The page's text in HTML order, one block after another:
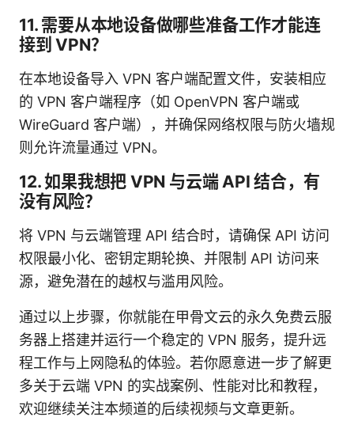
11. 需要从本地设备做哪些准备工作才能连
接到 VPN？
在本地设备导入 VPN 客户端配置文件，安装相应
的 VPN 客户端程序（如 OpenVPN 客户端或
WireGuard 客户端），并确保网络权限与防火墙规
则允许流量通过 VPN。
12. 如果我想把 VPN 与云端 API 结合，有
没有风险？
将 VPN 与云端管理 API 结合时，请确保 API 访问
权限最小化、密钥定期轮换、并限制 API 访问来
源，避免潜在的越权与滥用风险。
通过以上步骤，你就能在甲骨文云的永久免费云服
务器上搭建并运行一个稳定的 VPN 服务，提升远
程工作与上网隐私的体验。若你愿意进一步了解更
多关于云端 VPN 的实战案例、性能对比和教程，
欢迎继续关注本频道的后续视频与文章更新。